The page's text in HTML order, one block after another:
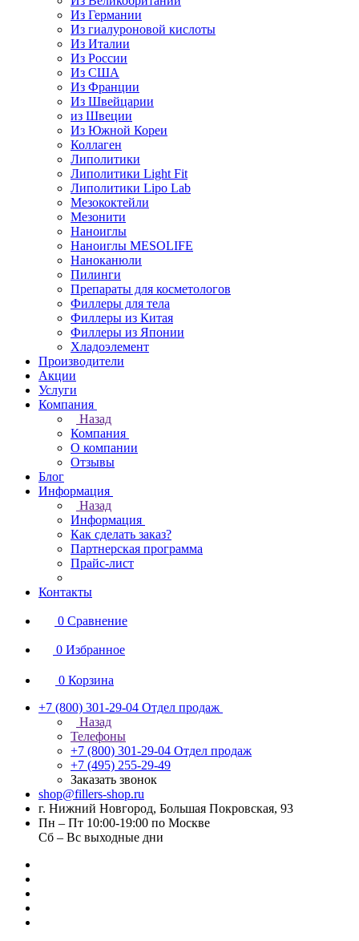
Из Германии
Из гиалуроновой кислоты
Из Италии
Из России
Из США
Из Франции
Из Швейцарии
из Швеции
Из Южной Кореи
Коллаген
Липолитики
Липолитики Light Fit
Липолитики Lipo Lab
Мезококтейли
Мезонити
Наноиглы
Наноиглы MESOLIFE
Наноканюли
Пилинги
Препараты для косметологов
Филлеры для тела
Филлеры из Китая
Филлеры из Японии
Хладоэлемент
Производители
Акции
Услуги
Компания
Назад
Компания
О компании
Отзывы
Блог
Информация
Назад
Информация
Как сделать заказ?
Партнерская программа
Прайс-лист
Контакты
0 Сравнение
0 Избранное
0 Корзина
+7 (800) 301-29-04 Отдел продаж
Назад
Телефоны
+7 (800) 301-29-04 Отдел продаж
+7 (495) 255-29-49
Заказать звонок
shop@fillers-shop.ru
г. Нижний Новгород, Большая Покровская, 93
Пн – Пт 10:00-19:00 по Москве
Сб – Вс выходные дни